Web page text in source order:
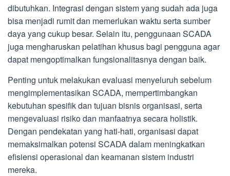
dibutuhkan. Integrasi dengan sistem yang sudah ada juga
bisa menjadi rumit dan memerlukan waktu serta sumber
daya yang cukup besar. Selain itu, penggunaan SCADA
juga mengharuskan pelatihan khusus bagi pengguna agar
dapat mengoptimalkan fungsionalitasnya dengan baik.
Penting untuk melakukan evaluasi menyeluruh sebelum
mengimplementasikan SCADA, mempertimbangkan
kebutuhan spesifik dan tujuan bisnis organisasi, serta
mengevaluasi risiko dan manfaatnya secara holistik.
Dengan pendekatan yang hati-hati, organisasi dapat
memaksimalkan potensi SCADA dalam meningkatkan
efisiensi operasional dan keamanan sistem industri
mereka.